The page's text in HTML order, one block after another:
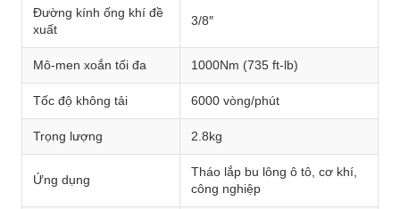
Đường kính ống khí đề
xuất
3/8″
Mô-men xoắn tối đa 1000Nm (735 ft-lb)
Tốc độ không tải 6000 vòng/phút
Trọng lượng 2.8kg
Ứng dụng
Tháo lắp bu lông ô tô, cơ khí,
công nghiệp